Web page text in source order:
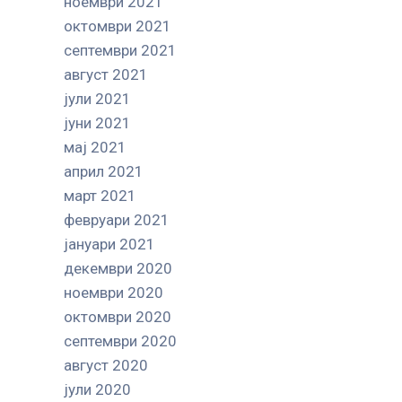
октомври 2021
септември 2021
август 2021
јули 2021
јуни 2021
мај 2021
април 2021
март 2021
февруари 2021
јануари 2021
декември 2020
ноември 2020
октомври 2020
септември 2020
август 2020
јули 2020